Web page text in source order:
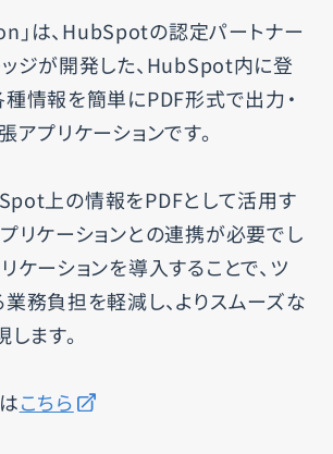
」は、HubSpotの認定パートナー
ジが開発した、HubSpot内に登
情報を簡単にPDF形式で出力・
アプリケーションです。
上の情報をPDFとして活用す
リケーションとの連携が必要でし
ケーションを導入することで、ツ
務負担を軽減し、よりスムーズな
ます。
こちら